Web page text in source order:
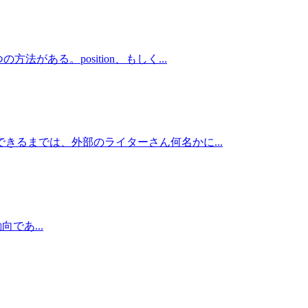
方法がある。position、もしく...
るまでは、外部のライターさん何名かに...
であ...